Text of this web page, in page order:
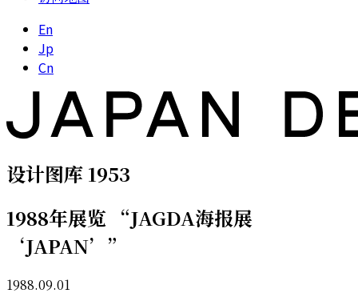
En
Jp
Cn
设计图库 1953
1988年展览 “JAGDA海报展
‘JAPAN’”
1988.09.01